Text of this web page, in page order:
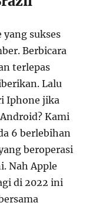
sukses
Berbicara
terlepas
Lalu
Iphone jika
Kami
6 berlebihan
beroperasi
Nah Apple
di 2022 ini